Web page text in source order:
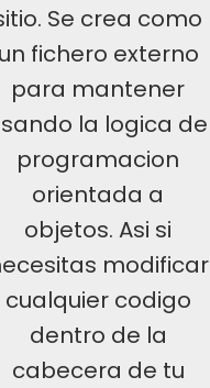
Se crea como
un fichero externo
para mantener
la logica de
programacion
orientada a
objetos. Asi si
modificar
cualquier codigo
dentro de la
cabecera de tu